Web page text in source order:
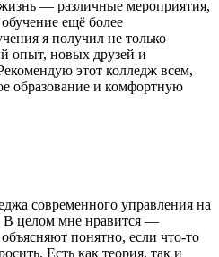
— различные мероприятия,
ещё более
я получил не только
опыт, новых друзей и
этот колледж всем,
образование и комфортную
современного управления на
В целом мне нравится —
понятно, если что-то
Есть как теория, так и